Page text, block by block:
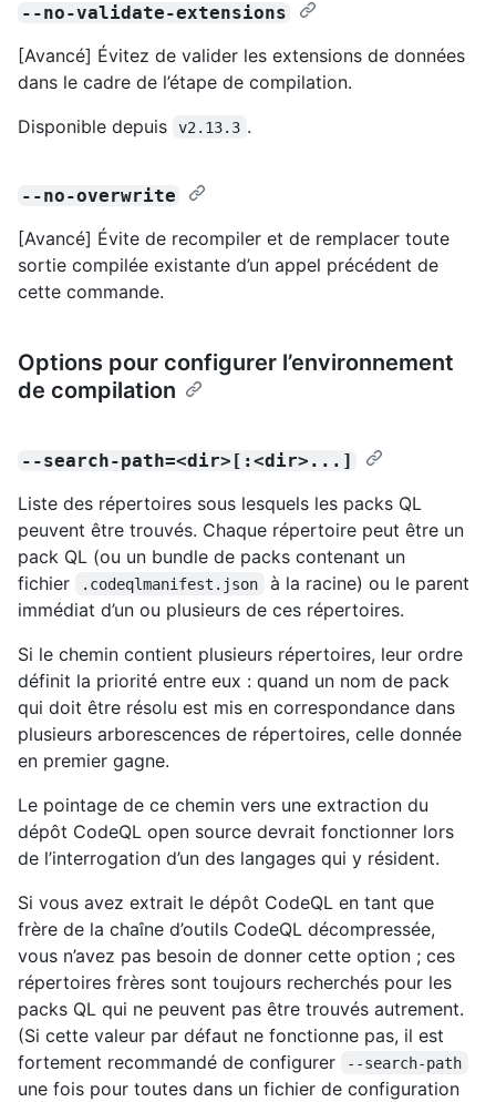
--no-validate-extensions
[Avancé] Évitez de valider les extensions de données
dans le cadre de l’étape de compilation.
Disponible depuis
v2.13.3 .
--no-overwrite
[Avancé] Évite de recompiler et de remplacer toute
sortie compilée existante d’un appel précédent de
cette commande.
Options pour configurer l’environnement
de compilation
--search-path=<dir>[:<dir>...]
Liste des répertoires sous lesquels les packs QL
peuvent être trouvés. Chaque répertoire peut être un
pack QL (ou un bundle de packs contenant un
fichier
.codeqlmanifest.json
à la racine) ou le parent
immédiat d’un ou plusieurs de ces répertoires.
Si le chemin contient plusieurs répertoires, leur ordre
définit la priorité entre eux : quand un nom de pack
qui doit être résolu est mis en correspondance dans
plusieurs arborescences de répertoires, celle donnée
en premier gagne.
Le pointage de ce chemin vers une extraction du
dépôt CodeQL open source devrait fonctionner lors
de l’interrogation d’un des langages qui y résident.
Si vous avez extrait le dépôt CodeQL en tant que
frère de la chaîne d’outils CodeQL décompressée,
vous n’avez pas besoin de donner cette option ; ces
répertoires frères sont toujours recherchés pour les
packs QL qui ne peuvent pas être trouvés autrement.
(Si cette valeur par défaut ne fonctionne pas, il est
fortement recommandé de configurer
--search-path
une fois pour toutes dans un fichier de configuration